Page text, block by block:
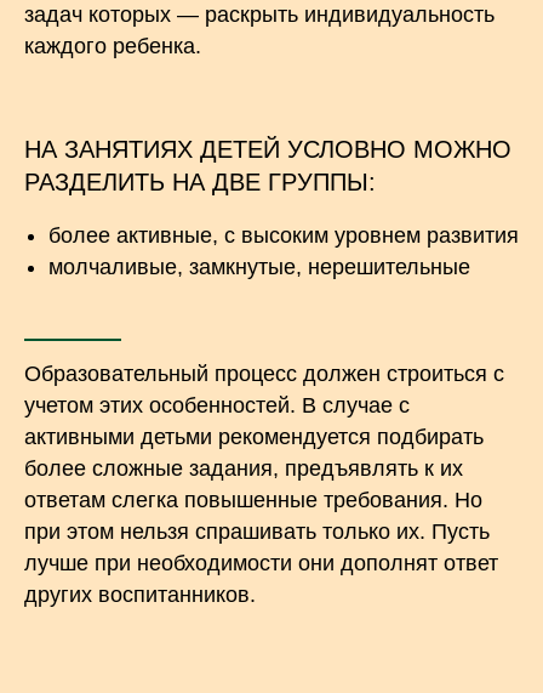
задач которых — раскрыть индивидуальность
каждого ребенка.
НА ЗАНЯТИЯХ ДЕТЕЙ УСЛОВНО МОЖНО
РАЗДЕЛИТЬ НА ДВЕ ГРУППЫ:
более активные, с высоким уровнем развития
молчаливые, замкнутые, нерешительные
Образовательный процесс должен строиться с
учетом этих особенностей. В случае с
активными детьми рекомендуется подбирать
более сложные задания, предъявлять к их
ответам слегка повышенные требования. Но
при этом нельзя спрашивать только их. Пусть
лучше при необходимости они дополнят ответ
других воспитанников.